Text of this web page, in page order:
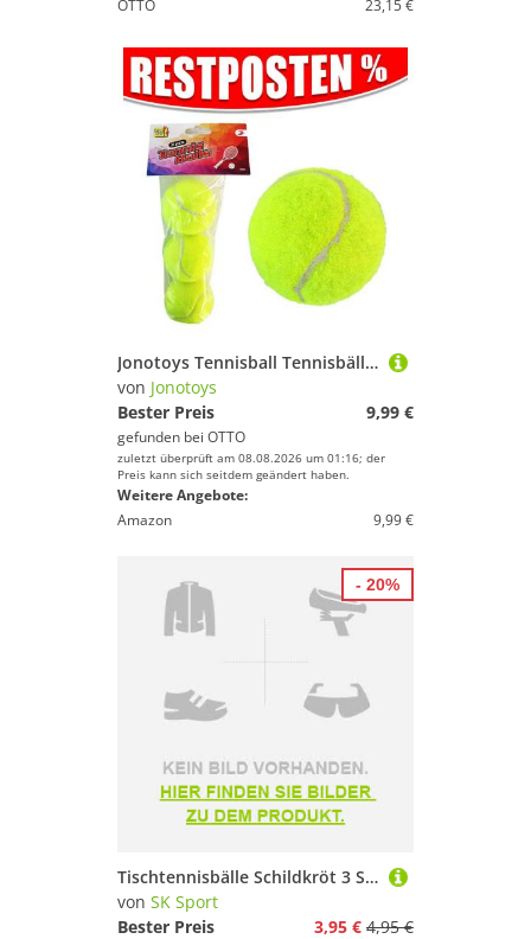
OTTO 23,15 €
Jonotoys Tennisball Tennisbälle 3er Set (3-St)
von Jonotoys
Bester Preis
9,99 €
gefunden bei OTTO
zuletzt überprüft am 08.08.2026 um 01:16; der
Preis kann sich seitdem geändert haben.
Weitere Angebote:
Amazon
9,99 €
Tischtennisbälle Schildkröt 3 Stern Avantgarde 3er Packung
von SK Sport
Bester Preis
3,95 € 4,95 €
- 20%